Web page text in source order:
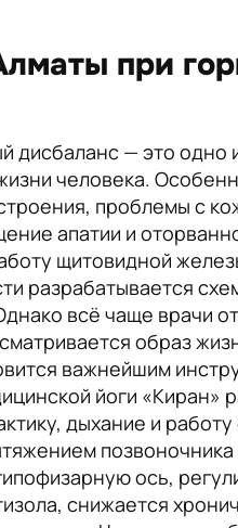
при
дисбаланс — это одно
человека.
проблемы с
апатии и
щитовидной
разрабатывается
всё чаще врачи
образ
важнейшим
йоги «Киран»
дыхание и
ось,
снижается